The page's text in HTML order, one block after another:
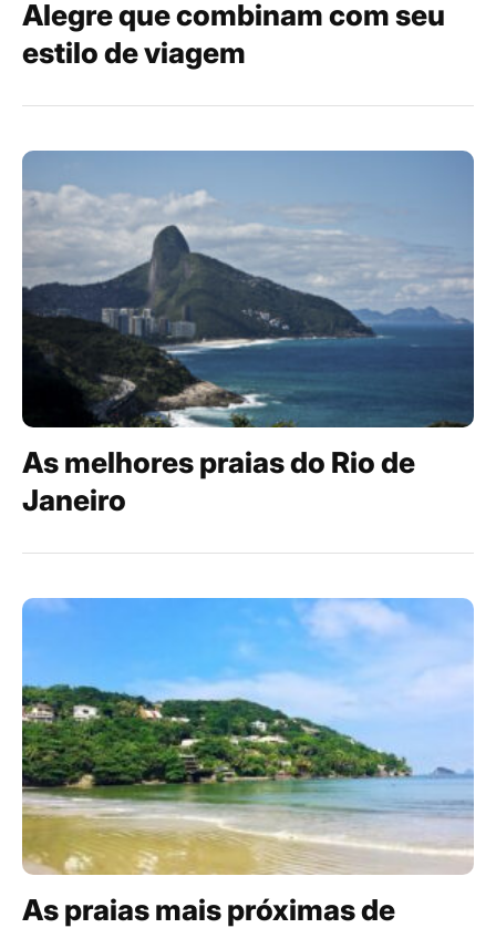
Alegre que combinam com seu
estilo de viagem
As melhores praias do Rio de
Janeiro
As praias mais próximas de